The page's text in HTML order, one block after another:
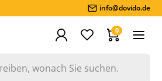
info@dovido.de
0